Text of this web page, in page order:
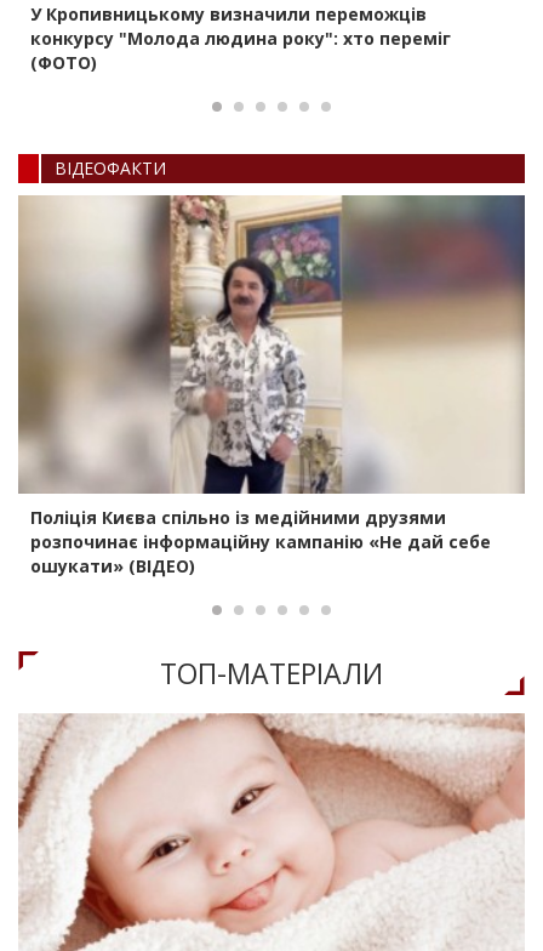
У Кропивницькому визначили переможців
конкурсу "Молода людина року": хто переміг
(ФОТО)
ВIДЕОФАКТИ
Поліція Києва спільно із медійними друзями
розпочинає інформаційну кампанію «Не дай себе
ошукати» (ВІДЕО)
ТОП-МАТЕРIАЛИ